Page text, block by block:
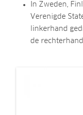
In Zweden,
Verenigde
linkerhand
de